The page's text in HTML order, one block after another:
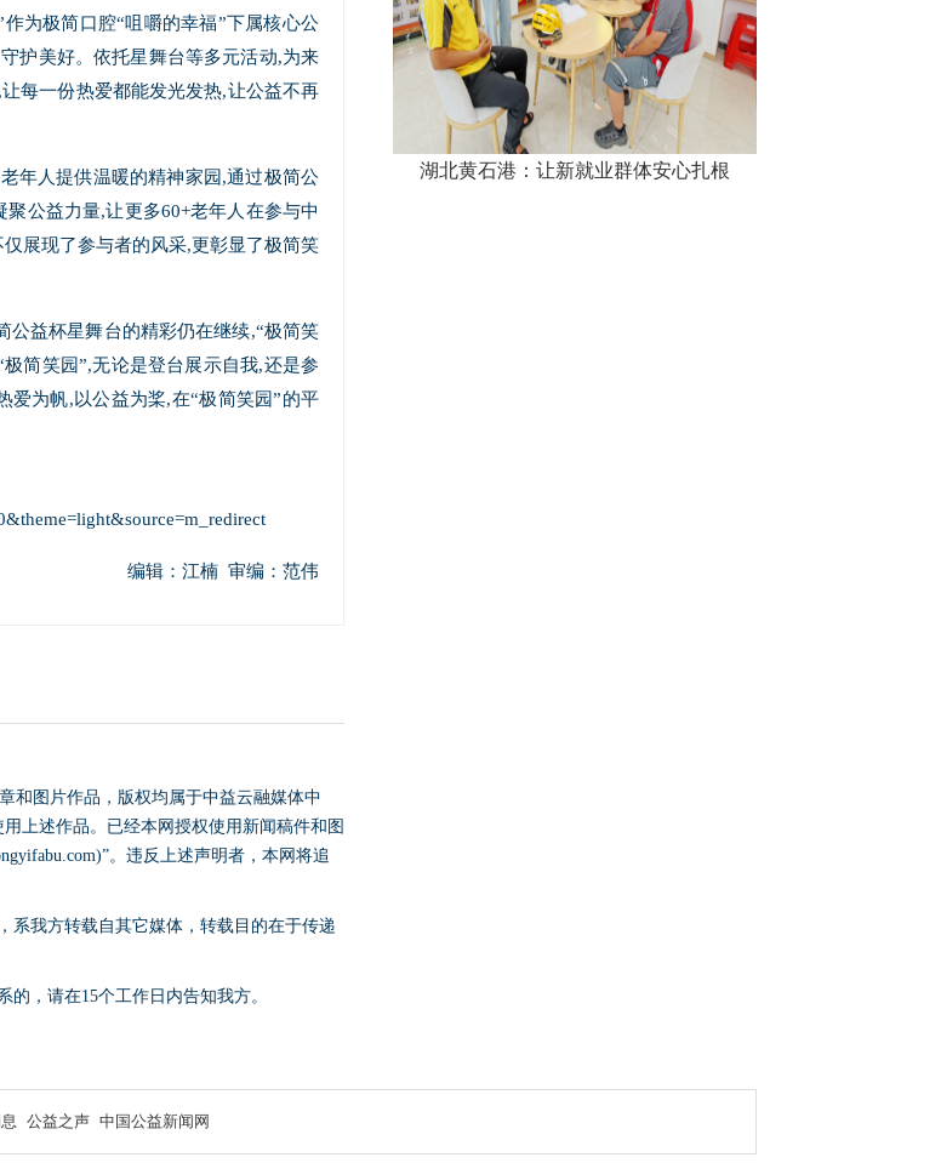
为极简口腔“咀嚼的幸福”下属核心公
护美好。依托星舞台等多元活动,为来
每一份热爱都能发光发热,让公益不再
年人提供温暖的精神家园,通过极简公
公益力量,让更多60+老年人在参与中
展现了参与者的风采,更彰显了极简笑
公益杯星舞台的精彩仍在继续,“极简笑
简笑园”,无论是登台展示自我,还是参
爱为帆,以公益为桨,在“极简笑园”的平
编辑：江楠 审编：范伟
和图片作品，版权均属于中益云融媒体中
上述作品。已经本网授权使用新闻稿件和图
。违反上述声明者，本网将追
系我方转载自其它媒体，转载目的在于传递
，请在15个工作日内告知我方。
湖北黄石港：让新就业群体安心扎根
公益之声 中国公益新闻网